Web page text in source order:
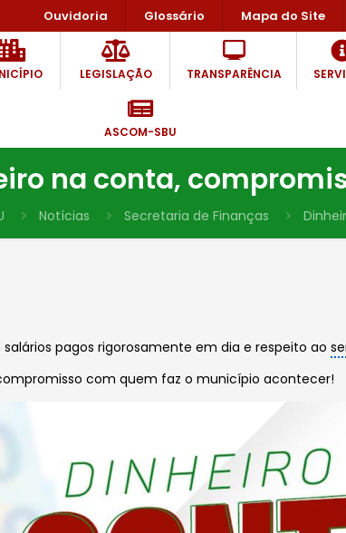
Ouvidoria Glossário Mapa do Site
LEGISLAÇÃO TRANSPARÊNCIA
ASCOM-SBU
na conta,
Notícias Secretaria de Finanças
pagos rigorosamente em dia e respeito ao
com quem faz o município acontecer!